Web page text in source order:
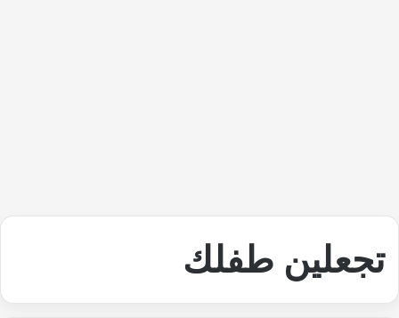
تجعلين طفلك